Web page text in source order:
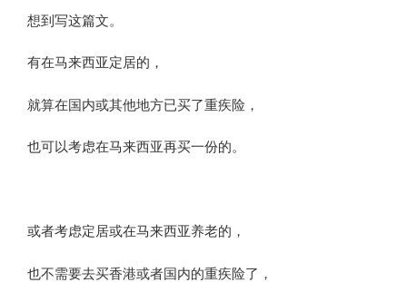
想到写这篇文。
有在马来西亚定居的，
就算在国内或其他地方已买了重疾险，
也可以考虑在马来西亚再买一份的。
或者考虑定居或在马来西亚养老的，
也不需要去买香港或者国内的重疾险了，